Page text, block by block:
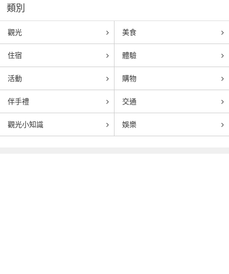
類別
觀光 美食
住宿 體驗
活動 購物
伴手禮 交通
觀光小知識 娛樂